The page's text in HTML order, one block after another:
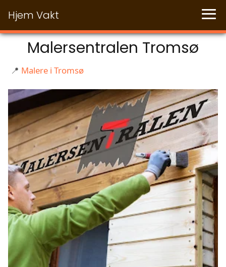
Hjem Vakt
Malersentralen Tromsø
📍 Malere i Tromsø